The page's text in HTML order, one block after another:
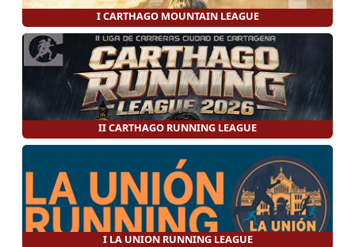
I CARTHAGO MOUNTAIN LEAGUE
II CARTHAGO RUNNING LEAGUE
I LA UNION RUNNING LEAGUE